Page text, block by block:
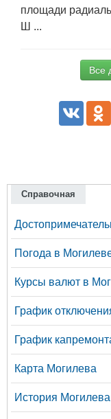
площади
Ш ...
Все
Справочная
Погода в
Курсы валют в
График
График
Карта Могилева
История Могилева